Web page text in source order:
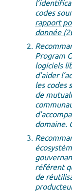
codes
rapport
donnée
Program
logiciels
d’aider
les codes
de
domaine.
référent
de